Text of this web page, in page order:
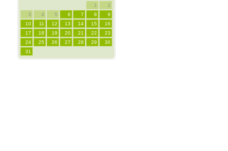
1
2
3
4 5 6 7 8
9
10
11 12 13 14 15
16
17
18 19 20 21 22
23
24
25 26 27 28 29
30
31